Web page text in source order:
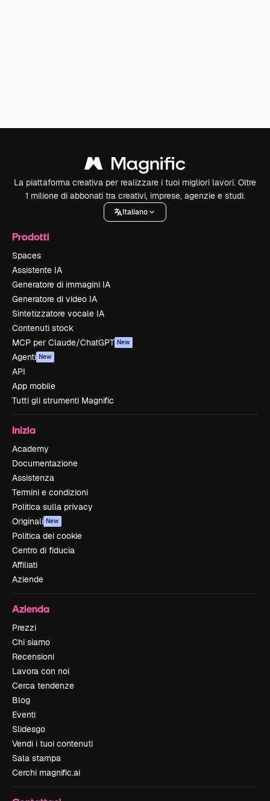
La piattaforma creativa per realizzare i tuoi migliori lavori. Oltre
1 milione di abbonati tra creativi, imprese, agenzie e studi.
Italiano
Prodotti
Spaces
Assistente IA
Generatore di immagini IA
Generatore di video IA
Sintetizzatore vocale IA
Contenuti stock
MCP per Claude/ChatGPT New
Agenti New
API
App mobile
Tutti gli strumenti Magnific
Inizia
Academy
Documentazione
Assistenza
Termini e condizioni
Politica sulla privacy
Originali New
Politica dei cookie
Centro di fiducia
Affiliati
Aziende
Azienda
Prezzi
Chi siamo
Recensioni
Lavora con noi
Cerca tendenze
Blog
Eventi
Slidesgo
Vendi i tuoi contenuti
Sala stampa
Cerchi magnific.ai